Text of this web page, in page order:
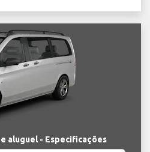
aluguel - Especificações